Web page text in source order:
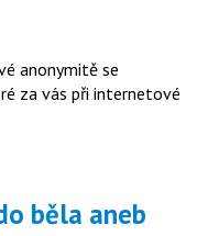
anonymitě se
za vás při internetové